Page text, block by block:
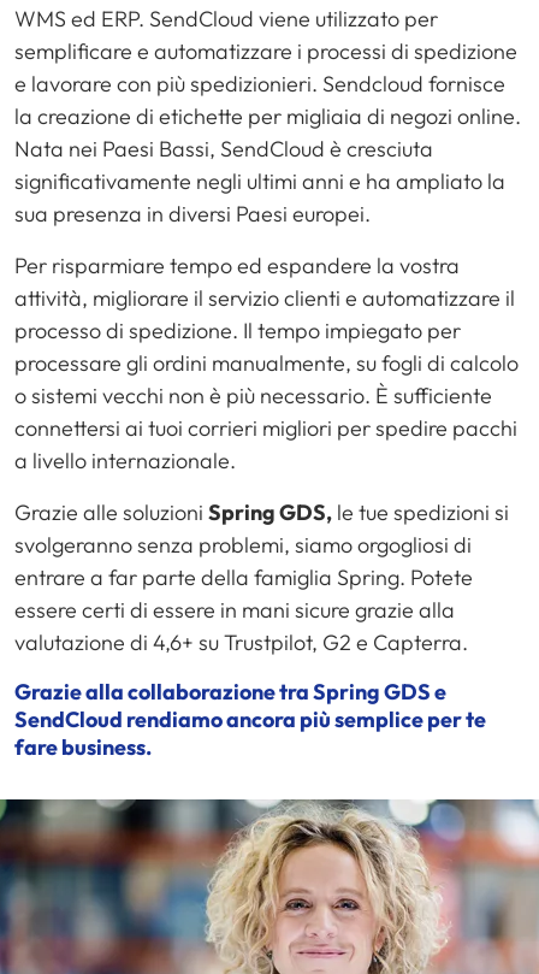
WMS ed ERP. SendCloud viene utilizzato per
semplificare e automatizzare i processi di spedizione
e lavorare con più spedizionieri. Sendcloud fornisce
la creazione di etichette per migliaia di negozi online.
Nata nei Paesi Bassi, SendCloud è cresciuta
significativamente negli ultimi anni e ha ampliato la
sua presenza in diversi Paesi europei.
Per risparmiare tempo ed espandere la vostra
attività, migliorare il servizio clienti e automatizzare il
processo di spedizione. Il tempo impiegato per
processare gli ordini manualmente, su fogli di calcolo
o sistemi vecchi non è più necessario. È sufficiente
connettersi ai tuoi corrieri migliori per spedire pacchi
a livello internazionale.
Grazie alle soluzioni Spring GDS, le tue spedizioni si
svolgeranno senza problemi, siamo orgogliosi di
entrare a far parte della famiglia Spring. Potete
essere certi di essere in mani sicure grazie alla
valutazione di 4,6+ su Trustpilot, G2 e Capterra.
Grazie alla collaborazione tra Spring GDS e
SendCloud rendiamo ancora più semplice per te
fare business.